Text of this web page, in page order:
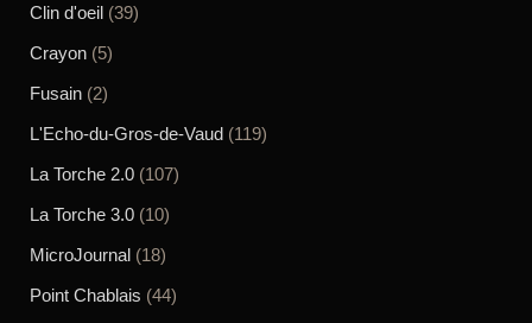
Clin d'oeil (39)
Crayon (5)
Fusain (2)
L'Echo-du-Gros-de-Vaud (119)
La Torche 2.0 (107)
La Torche 3.0 (10)
MicroJournal (18)
Point Chablais (44)